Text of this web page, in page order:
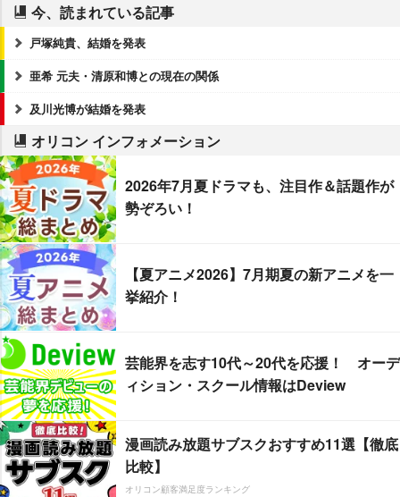
今、読まれている記事
戸塚純貴、結婚を発表
亜希 元夫・清原和博との現在の関係
及川光博が結婚を発表
オリコン インフォメーション
2026年7月夏ドラマも、注目作＆話題作が
勢ぞろい！
【夏アニメ2026】7月期夏の新アニメを一
挙紹介！
芸能界を志す10代～20代を応援！ オーデ
ィション・スクール情報はDeview
漫画読み放題サブスクおすすめ11選【徹底
比較】
オリコン顧客満足度ランキング